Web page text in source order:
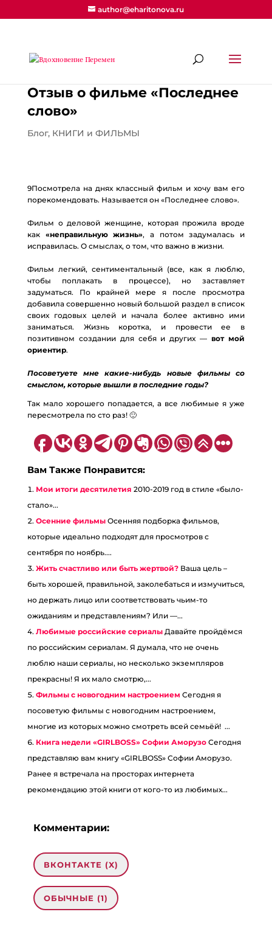
author@eharitonova.ru
Отзыв о фильме «Последнее
слово»
Блог, КНИГИ и ФИЛЬМЫ
9Посмотрела на днях классный фильм и хочу вам его
порекомендовать. Называется он «Последнее слово».
Фильм о деловой женщине, которая прожила вроде
как«неправильную жизнь», а потом задумалась и
исправилась. О смыслах, о том, что важно в жизни.
Фильм легкий, сентиментальный (все, как я люблю,
чтобы поплакать в процессе), но заставляет
задуматься. По крайней мере я после просмотра
добавила совершенно новый большой раздел в список
своих годовых целей и начала более активно ими
заниматься. Жизнь коротка, и провести ее в
позитивном создании для себя и других —вот мой
ориентир.
Посоветуете мне какие-нибудь новые фильмы со
смыслом, которые вышли в последние годы?
Так мало хорошего попадается, а все любимые я уже
пересмотрела по сто раз! 🙂
Вам Также Понравится:
Мои итоги десятилетия 2010-2019 год в стиле «было-
стало»...
Осенние фильмы Осенняя подборка фильмов,
которые идеально подходят для просмотров с
сентября по ноябрь....
Жить счастливо или быть жертвой? Ваша цель –
быть хорошей, правильной, заколебаться и измучиться,
но держать лицо или соответствовать чьим-то
ожиданиям и представлениям? Или —...
Любимые российские сериалы Давайте пройдёмся
по российским сериалам. Я думала, что не очень
люблю наши сериалы, но несколько экземпляров
прекрасны! Я их мало смотрю,...
Фильмы с новогодним настроением Сегодня я
посоветую фильмы с новогодним настроением,
многие из которых можно смотреть всей семьёй! ...
Книга недели «GIRLBOSS» Софии Аморузо Сегодня
представляю вам книгу «GIRLBOSS» Софии Аморузо.
Ранее я встречала на просторах интернета
рекомендацию этой книги от кого-то из любимых...
Комментарии:
ВКОНТАКТЕ (X)
ОБЫЧНЫЕ (1)